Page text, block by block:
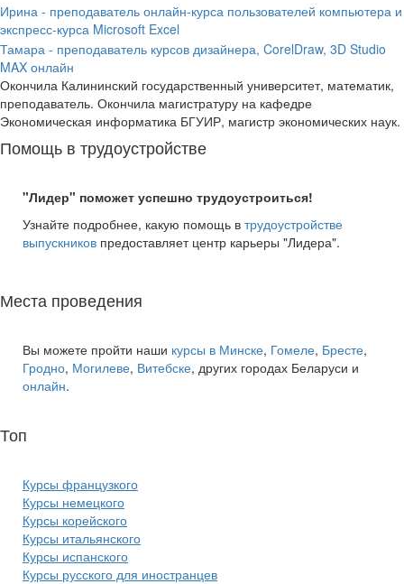
Ирина - преподаватель онлайн-курса пользователей компьютера и
экспресс-курса Microsoft Excel
Тамара - преподаватель курсов дизайнера, CorelDraw, 3D Studio
MAX онлайн
Окончила Калининский государственный университет, математик,
преподаватель. Окончила магистратуру на кафедре
Экономическая информатика БГУИР, магистр экономических наук.
Помощь в трудоустройстве
"Лидер" поможет успешно трудоустроиться!
Узнайте подробнее, какую помощь в трудоустройстве
выпускников предоставляет центр карьеры "Лидера".
Места проведения
Вы можете пройти наши курсы в Минске, Гомеле, Бресте,
Гродно, Могилеве, Витебске, других городах Беларуси и
онлайн.
Топ
Курсы французкого
Курсы немецкого
Курсы корейского
Курсы итальянского
Курсы испанского
Курсы русского для иностранцев